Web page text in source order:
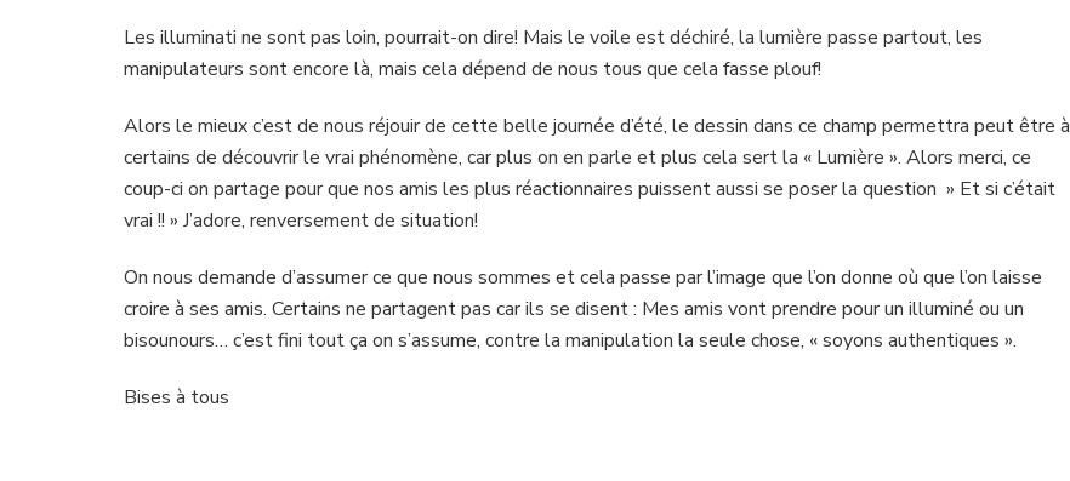
Les illuminati ne sont pas loin, pourrait-on dire! Mais le voile est déchiré, la lumière passe partout, les
manipulateurs sont encore là, mais cela dépend de nous tous que cela fasse plouf!
Alors le mieux c’est de nous réjouir de cette belle journée d’été, le dessin dans ce champ permettra peut être à
certains de découvrir le vrai phénomène, car plus on en parle et plus cela sert la « Lumière ». Alors merci, ce
coup-ci on partage pour que nos amis les plus réactionnaires puissent aussi se poser la question » Et si c’était
vrai !! » J’adore, renversement de situation!
On nous demande d’assumer ce que nous sommes et cela passe par l’image que l’on donne où que l’on laisse
croire à ses amis. Certains ne partagent pas car ils se disent : Mes amis vont prendre pour un illuminé ou un
bisounours… c’est fini tout ça on s’assume, contre la manipulation la seule chose, « soyons authentiques ».
Bises à tous